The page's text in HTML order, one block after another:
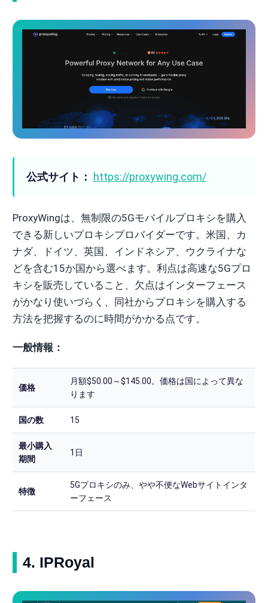
公式サイト： https://proxywing.com/
ProxyWingは、無制限の5Gモバイルプロキシを購入
できる新しいプロキシプロバイダーです。米国、カ
ナダ、ドイツ、英国、インドネシア、ウクライナな
どを含む15か国から選べます。利点は高速な5Gプロ
キシを販売していること、欠点はインターフェース
がかなり使いづらく、同社からプロキシを購入する
方法を把握するのに時間がかかる点です。
一般情報：
価格
月額$50.00～$145.00。価格は国によって異な
ります
国の数 15
最小購入
期間
1日
特徴
5Gプロキシのみ、やや不便なWebサイトインタ
ーフェース
4. IPRoyal